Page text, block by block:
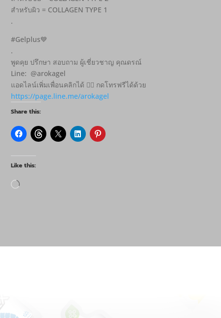
สำหรับผิว = COLLAGEN TYPE 1
.
#Gelplus💙
.
พูดคุย ปรึกษา สอบถาม ผู้เชี่ยวชาญ คุณดรณ์
Line: @arokagel
แอดไลน์เพิ่มเพื่อนคลิกได้ 👇🏻 กดโทรฟรีได้ด้วย
https://page.line.me/arokagel
Share this:
Like this:
Loading…